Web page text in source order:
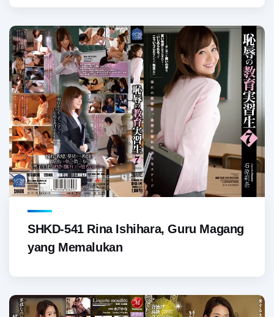
SHKD-541 Rina Ishihara, Guru Magang
yang Memalukan